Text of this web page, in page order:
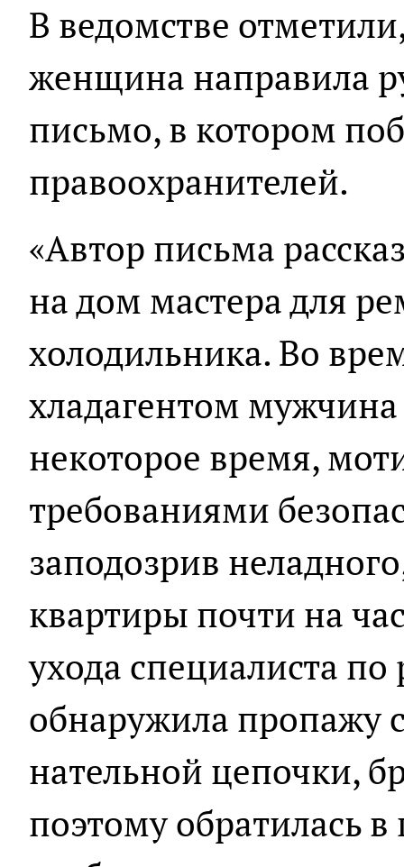
В ведомстве
женщина направила
письмо, в котором
правоохранителей.
«Автор письма
на дом мастера для
холодильника. Во
хладагентом
некоторое время,
требованиями
заподозрив
квартиры почти на
ухода специалиста
обнаружила пропажу
нательной цепочки,
поэтому обратилась